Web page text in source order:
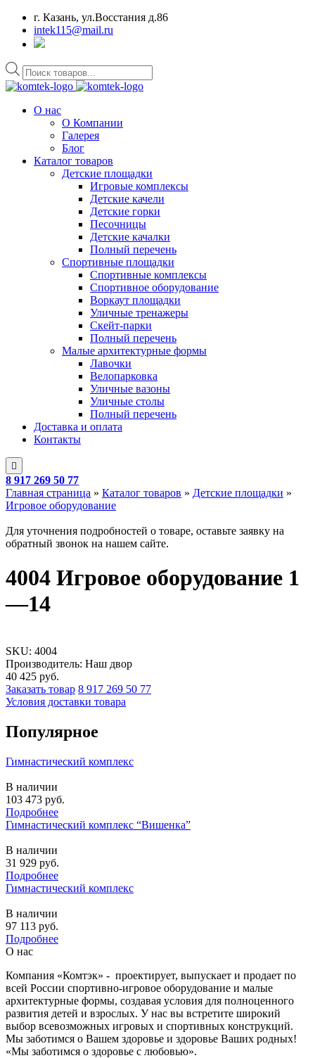
г. Казань, ул.Восстания д.86
intek115@mail.ru
Поиск
товаров
О нас
О Компании
Галерея
Блог
Каталог товаров
Детские площадки
Игровые комплексы
Детские качели
Детские горки
Песочницы
Детские качалки
Полный перечень
Спортивные площадки
Спортивные комплексы
Спортивное оборудование
Воркаут площадки
Уличные тренажеры
Скейт-парки
Полный перечень
Малые архитектурные формы
Лавочки
Велопарковка
Уличные вазоны
Уличные столы
Полный перечень
Доставка и оплата
Контакты
8 917 269 50 77
Главная страница » Каталог товаров » Детские площадки »
Игровое оборудование
Для уточнения подробностей о товаре, оставьте заявку на
обратный звонок на нашем сайте.
4004 Игровое оборудование 1
—14
SKU: 4004
Производитель: Наш двор
40 425 руб.
Заказать товар 8 917 269 50 77
Условия доставки товара
Популярное
Гимнастический комплекс
В наличии
103 473 руб.
Подробнее
Гимнастический комплекс “Вишенка”
В наличии
31 929 руб.
Подробнее
Гимнастический комплекс
В наличии
97 113 руб.
Подробнее
О нас
Компания «Комтэк» - проектирует, выпускает и продает по
всей России спортивно-игровое оборудование и малые
архитектурные формы, создавая условия для полноценного
развития детей и взрослых. У нас вы встретите широкий
выбор всевозможных игровых и спортивных конструкций.
Мы заботимся о Вашем здоровье и здоровье Ваших родных!
«Мы заботимся о здоровье с любовью».